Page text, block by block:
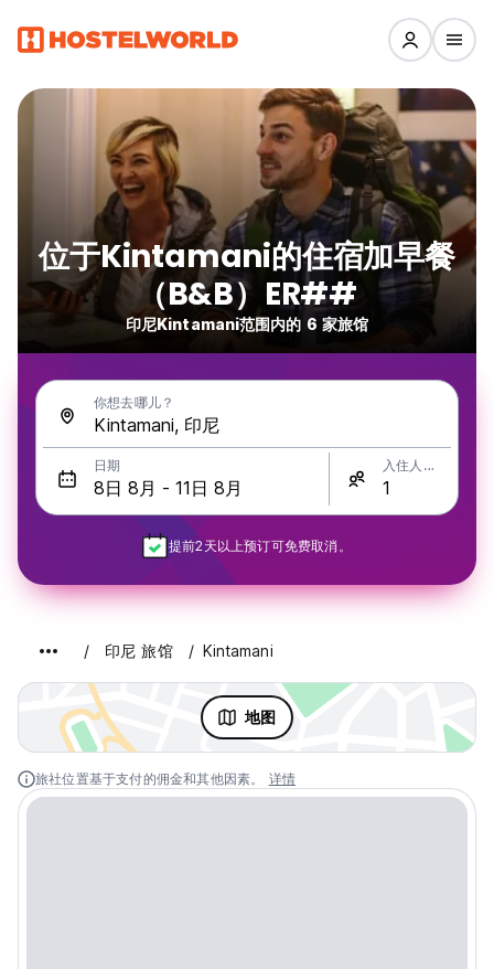
位于Kintamani的住宿加早餐
（B&B）ER##
印尼Kintamani范围内的 6 家旅馆
你想去哪儿？
日期 入住人数
提前2天以上预订可免费取消。
印尼 旅馆 Kintamani
地图
旅社位置基于支付的佣金和其他因素。 详情